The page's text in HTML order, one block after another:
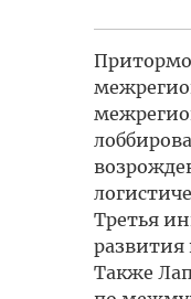
Третья
развития
Также